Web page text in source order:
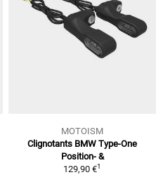
MOTOISM
Clignotants BMW Type-One
Position- &
129,90 €1